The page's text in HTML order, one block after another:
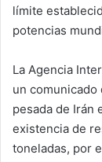
límite
potencias
La Agencia
un comunicado
pesada de Irán
existencia de
toneladas, por